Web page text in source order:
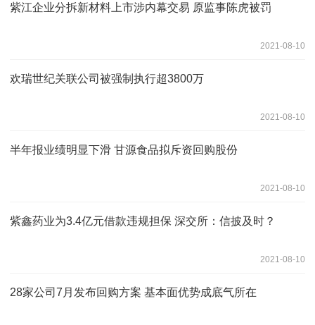
紫江企业分拆新材料上市涉内幕交易 原监事陈虎被罚
2021-08-10
欢瑞世纪关联公司被强制执行超3800万
2021-08-10
半年报业绩明显下滑 甘源食品拟斥资回购股份
2021-08-10
紫鑫药业为3.4亿元借款违规担保 深交所：信披及时？
2021-08-10
28家公司7月发布回购方案 基本面优势成底气所在